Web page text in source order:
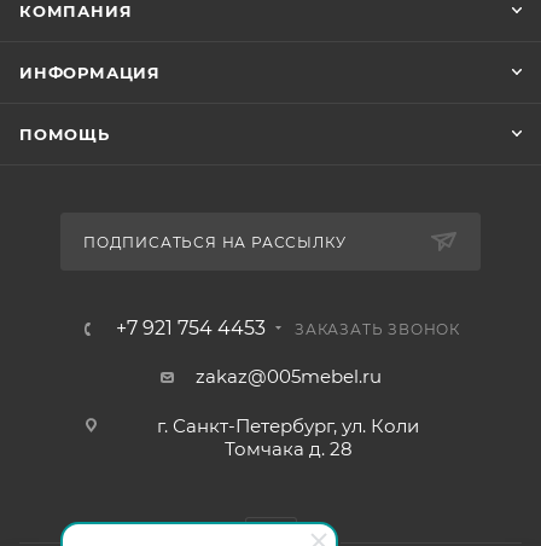
КОМПАНИЯ
ИНФОРМАЦИЯ
ПОМОЩЬ
ПОДПИСАТЬСЯ НА РАССЫЛКУ
+7 921 754 4453 ЗАКАЗАТЬ ЗВОНОК
zakaz@005mebel.ru
г. Санкт-Петербург, ул. Коли
Томчака д. 28